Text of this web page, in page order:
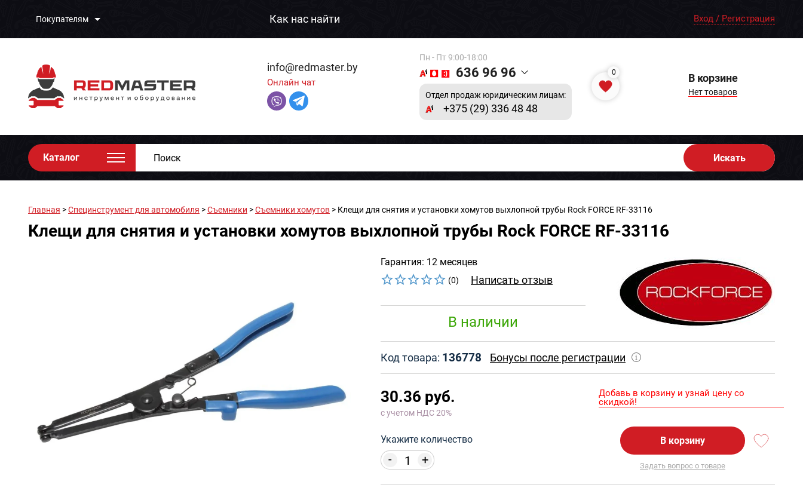
Покупателям Как нас найти Вход / Регистрация
info@redmaster.by
Онлайн чат
Пн - Пт 9:00-18:00
636 96 96
Отдел продаж юридическим лицам:
+375 (29) 336 48 48
0 В корзине
Нет товаров
Каталог Искать
Главная >Специнструмент для автомобиля >Съемники >Съемники хомутов > Клещи для снятия и установки хомутов выхлопной трубы Rock FORCE RF-33116
Клещи для снятия и установки хомутов выхлопной трубы Rock FORCE RF-33116
Гарантия: 12 месяцев
(0) Написать отзыв
В наличии
Код товара: 136778 Бонусы после регистрации
Добавь в корзину и узнай цену со
скидкой!
30.36 руб.
с учетом НДС 20%
Укажите количество
+
-
В корзину
Задать вопрос о товаре